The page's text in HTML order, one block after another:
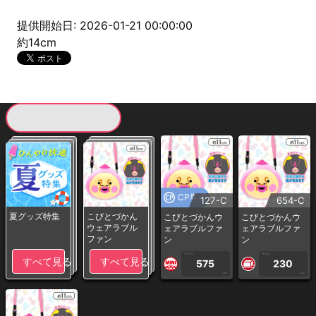
提供開始日: 2026-01-21 00:00:00
約14cm
夏グッズ特集
すべて見る
こびとづかん
ウェアラブル
ファン
すべて見る
CP専用127-C
こびとづかんウ
ェアラブルファ
ン
1PLAY
575
CP
654-C
こびとづかんウ
ェアラブルファ
ン
1PLAY
230
CP